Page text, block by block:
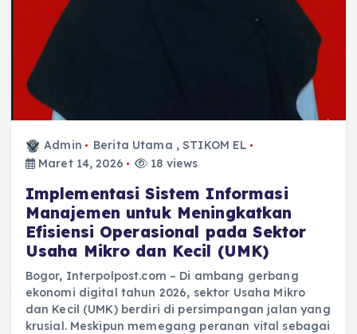
Admin Berita Utama ,STIKOM EL
Maret 14, 2026
18 views
Implementasi Sistem Informasi
Manajemen untuk Meningkatkan
Efisiensi Operasional pada Sektor
Usaha Mikro dan Kecil (UMK)
Bogor, Interpolpost.com – Di ambang gerbang
ekonomi digital tahun 2026, sektor Usaha Mikro
dan Kecil (UMK) berdiri di persimpangan jalan yang
krusial. Meskipun memegang peranan vital sebagai